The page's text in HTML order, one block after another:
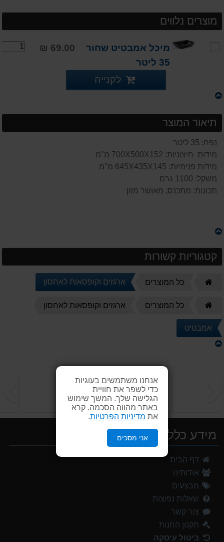
אנחנו משתמשים בעוגיות
כדי לשפר את חוויית
הגלישה שלך. המשך שימוש
באתר מהווה הסכמה. קרא
את מדיניות הפרטיות.
אני מסכים
מוצרים נלווים
מיכל אמבטיט שחור
35 ליטר
69.00 ₪
לקנייה
תיאור המוצר
נפח: 35 ליטר
מידות חיצוניות: 700X500X152 מ"מ
מידות פנימיות: 645X435X145 מ"מ
משקל: 1100 גרם
תכונות: מתכנס, מאושר מזון
קטגוריות קשורות
כל המוצרים ארגזים וקופסאות לאחסון
כל המוצרים ארגזים וקופסאות לאחסון
אמבטיט
הקודם
מידע כללי
דף הבית
אודותינו
מבצעים
שאלות נפוצות
צור קשר
תקנון החנות
ביטול עיסקה